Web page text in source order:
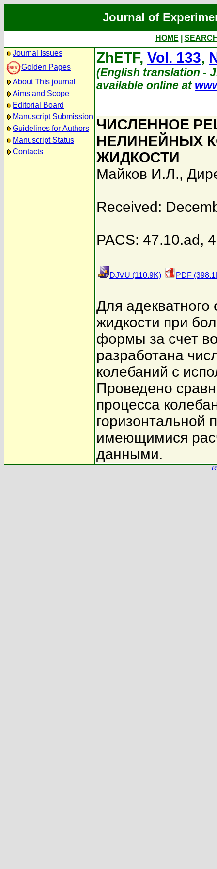
Journal of
HOME
Journal Issues
Golden Pages
About This journal
Aims and Scope
Editorial Board
Manuscript Submission
Guidelines for Authors
Manuscript Status
Contacts
ZhETF, Vol. 133,
(English translation -
available online at
ЧИСЛЕННОЕ
НЕЛИНЕЙНЫХ
ЖИДКОСТИ
Майков И.Л.,
Received:
PACS: 47.10.ad,
DJVU (110.9K) PDF
Для адекватного
жидкости при
формы за счет
разработана
колебаний с
Проведено
процесса
горизонтальной
имеющимися
данными.